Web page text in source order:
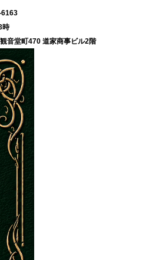
時
音堂町470 道家商事ビル2階